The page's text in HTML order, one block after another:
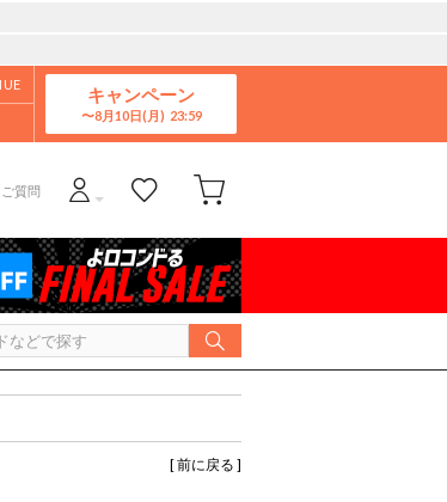
キャンペーン
8月10日(月)
質問
[ 前に戻る ]